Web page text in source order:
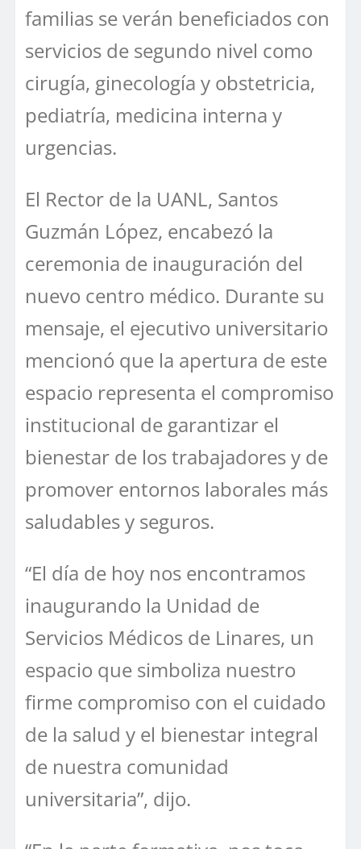
familias se verán beneficiados con
servicios de segundo nivel como
cirugía, ginecología y obstetricia,
pediatría, medicina interna y
urgencias.
El Rector de la UANL, Santos
Guzmán López, encabezó la
ceremonia de inauguración del
nuevo centro médico. Durante su
mensaje, el ejecutivo universitario
mencionó que la apertura de este
espacio representa el compromiso
institucional de garantizar el
bienestar de los trabajadores y de
promover entornos laborales más
saludables y seguros.
“El día de hoy nos encontramos
inaugurando la Unidad de
Servicios Médicos de Linares, un
espacio que simboliza nuestro
firme compromiso con el cuidado
de la salud y el bienestar integral
de nuestra comunidad
universitaria”, dijo.